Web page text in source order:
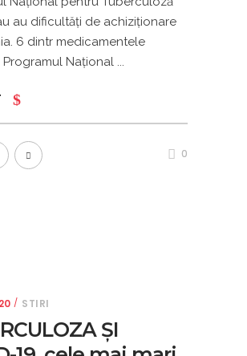
au dificultăți de achiziționare
6 dintr medicamentele
Programul Național
0
STIRI
ȘI